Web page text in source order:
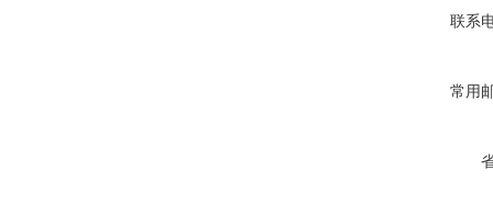
联系
常用